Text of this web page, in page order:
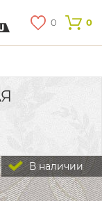
0 0
В наличии